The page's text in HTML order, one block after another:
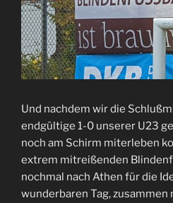
Und nachdem wir die
endgültige 1-0 unserer U23
noch am Schirm miterleben
extrem mitreißenden
nochmal nach Athen für die
wunderbaren Tag, zusammen